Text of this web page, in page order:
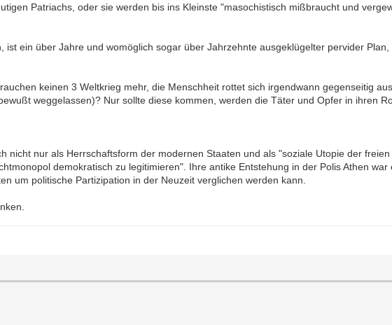
Patriachs, oder sie werden bis ins Kleinste "masochistisch mißbraucht und
ist ein über Jahre und womöglich sogar über Jahrzehnte ausgeklügelter pervider
keinen 3 Weltkrieg mehr, die Menschheit rottet sich irgendwann gegenseitig
weggelassen)? Nur sollte diese kommen, werden die Täter und Opfer in ihren
nicht nur als Herrschaftsform der modernen Staaten und als "soziale Utopie der
demokratisch zu legitimieren". Ihre antike Entstehung in der Polis Athen
um politische Partizipation in der Neuzeit verglichen werden kann.